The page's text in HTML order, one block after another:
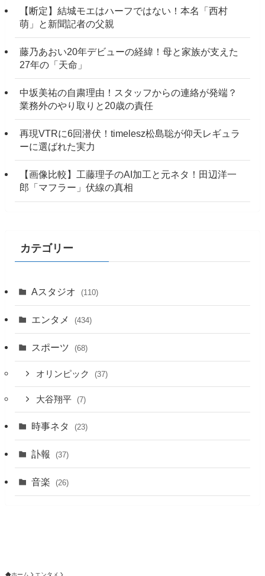
【断定】結城モエはハーフではない！本名「西村
萌」と新聞記者の父親
藤乃あおい20年デビューの経緯！母と家族が支えた
27年の「天命」
中坂美祐の自粛理由！スタッフからの連絡が発端？
業務外のやり取りと20歳の責任
再現VTRに6回潜伏！timelesz松島聡が仰天レギュラ
ーに選ばれた実力
【画像比較】工藤理子のAI加工と元ネタ！田辺洋一
郎「マフラー」伏線の真相
カテゴリー
Aスタジオ (110)
エンタメ (434)
スポーツ (68)
オリンピック (37)
大谷翔平 (7)
時事ネタ (23)
訃報 (37)
音楽 (26)
ホーム エンタメ